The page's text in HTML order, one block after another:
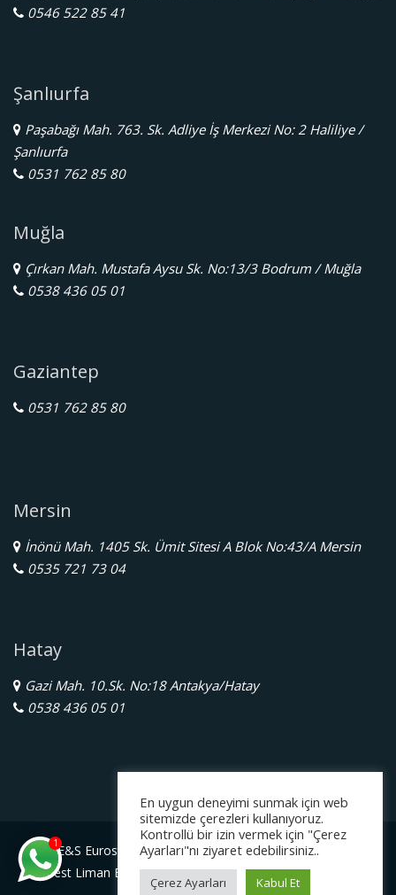
0546 522 85 41
Şanlıurfa
Paşabağı Mah. 763. Sk. Adliye İş Merkezi No: 2 Haliliye /
Şanlıurfa
0531 762 85 80
Muğla
Çırkan Mah. Mustafa Aysu Sk. No:13/3 Bodrum / Muğla
0538 436 05 01
Gaziantep
0531 762 85 80
Mersin
İnönü Mah. 1405 Sk. Ümit Sitesi A Blok No:43/A Mersin
0535 721 73 04
Hatay
Gazi Mah. 10.Sk. No:18 Antakya/Hatay
0538 436 05 01
E&S Eurostar Yurtdışı Eğitim Danışmanlığı Ltd. Şti.
Serbest Liman Bölge Müdürlüğü Gazimagosa / Kuzey Kıbrıs
1
En uygun deneyimi sunmak için web
sitemizde çerezleri kullanıyoruz.
Kontrollü bir izin vermek için "Çerez
Ayarları"nı ziyaret edebilirsiniz..
Çerez Ayarları Kabul Et